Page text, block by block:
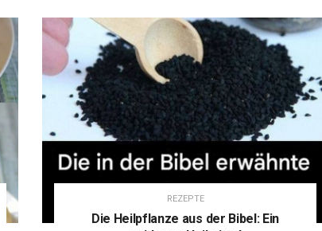
REZEPTE
Die Heilpflanze aus der Bibel: Ein